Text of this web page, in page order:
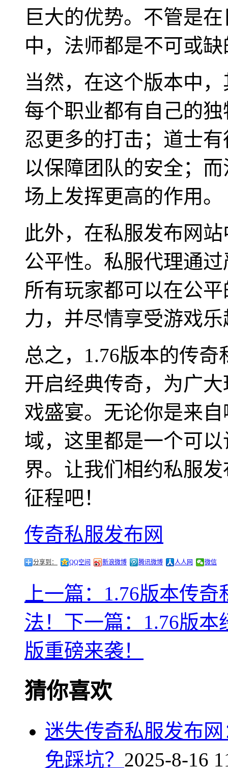
巨大的优势。不管是
中，法师都是不可或
当然，在这个版本中
每个职业都有自己的
忍更多的打击；道士
以保障团队的安全；
场上发挥更高的作用。
此外，在私服发布网
公平性。私服代理通
所有玩家都可以在公
力，并尽情享受游戏
总之，1.76版本的传
开启经典传奇，为广
戏盛宴。无论你是来
域，这里都是一个可
界。让我们相约私服
征程吧！
传奇私服发布网
分享到： QQ空间 新浪微博 腾讯微博 人人网 微信
上一篇：1.76版本传
法！ 下一篇：1.76版
版重磅来袭！
猜你喜欢
迷失传奇私服发布
免踩坑？ 2025-8-16